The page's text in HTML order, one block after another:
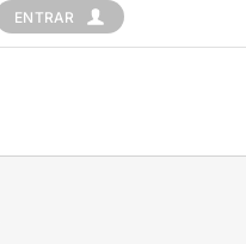
ENTRAR